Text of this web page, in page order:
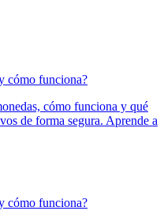
cómo funciona?
cómo funciona y qué
de forma segura. Aprende a
cómo funciona?